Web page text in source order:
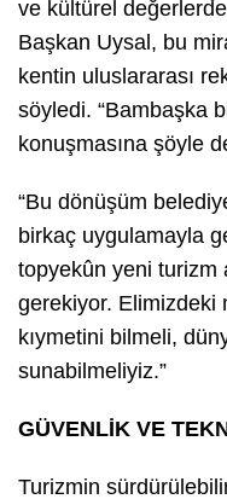
ve kültürel
Başkan Uysal, bu
kentin uluslararası
söyledi. “Bambaşka
konuşmasına şöyle
“Bu dönüşüm
birkaç uygulamayla
topyekûn yeni turizm
gerekiyor. Elimizdeki
kıymetini bilmeli,
sunabilmeliyiz.”
GÜVENLİK VE
Turizmin